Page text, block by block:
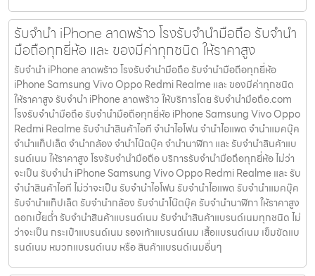
รับจำนำ iPhone ลาดพร้าว โรงรับจำนำมือถือ รับจำนำ
มือถือทุกยี่ห้อ และ ของมีค่าทุกชนิด ให้ราคาสูง
รับจำนำ iPhone ลาดพร้าว โรงรับจำนำมือถือ รับจำนำมือถือทุกยี่ห้อ
iPhone Samsung Vivo Oppo Redmi Realme และ ของมีค่าทุกชนิด
ให้ราคาสูง รับจำนำ iPhone ลาดพร้าว ให้บริการโดย รับจํานํามือถือ.com
โรงรับจำนำมือถือ รับจำนำมือถือทุกยี่ห้อ iPhone Samsung Vivo Oppo
Redmi Realme รับจำนำสินค้าไอที จำนำไอโฟน จำนำไอแพด จำนำแมคบุ๊ค
จำนำแท็ปเล็ต จำนำกล้อง จำนำโน๊ตบุ๊ค จำนำนาฬิกา และ รับจำนำสินค้าแบ
รนด์เนม ให้ราคาสูง โรงรับจำนำมือถือ บริการรับจำนำมือถือทุกยี่ห้อ ไม่ว่า
จะเป็น รับจำนำ iPhone Samsung Vivo Oppo Redmi Realme และ รับ
จำนำสินค้าไอที ไม่ว่าจะเป็น รับจำนำไอโฟน รับจำนำไอแพด รับจำนำแมคบุ๊ค
รับจำนำแท็ปเล็ต รับจำนำกล้อง รับจำนำโน๊ตบุ๊ค รับจำนำนาฬิกา ให้ราคาสูง
ดอกเบี้ยต่ำ รับจำนำสินค้าแบรนด์เนม รับจำนำสินค้าแบรนด์เนมทุกชนิด ไม่
ว่าจะเป็น กระเป๋าแบรนด์เนม รองเท้าแบรนด์เนม เสื้อแบรนด์เนม เข็มขัดแบ
รนด์เนม หมวกแบรนด์เนม หรือ สินค้าแบรนด์เนมอื่นๆ